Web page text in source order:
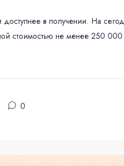
в получении. На
стоимостью не менее 250
0